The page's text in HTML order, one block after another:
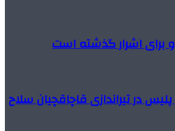
برای اشرار گذشته است
در تیراندازی قاچاقچیان سلاح